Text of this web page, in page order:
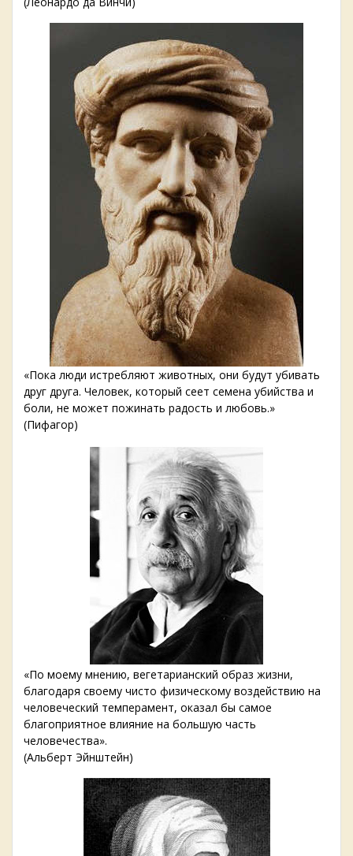
«Пока люди истребляют животных, они будут убивать
друг друга. Человек, который сеет семена убийства и
боли, не может пожинать радость и любовь.»
(Пифагор)
«По моему мнению, вегетарианский образ жизни,
благодаря своему чисто физическому воздействию на
человеческий темперамент, оказал бы самое
благоприятное влияние на большую часть
человечества».
(Альберт Эйнштейн)